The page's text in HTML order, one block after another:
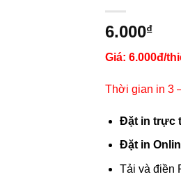
6.000₫
Giá: 6.000đ/
Thời gian in 3
Đặt in trực
Đặt in
Tải và điền